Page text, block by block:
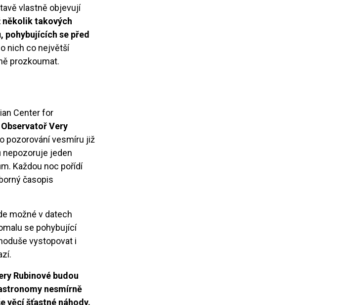
vlastně objevují
několik takových
pohybujících se před
nich co největší
prozkoumat.
Center for
Observatoř Very
pozorování vesmíru již
nepozoruje jeden
Každou noc pořídí
časopis
možné v datech
se pohybující
vystopovat i
Rubinové budou
nesmírně
věcí šťastné náhody.